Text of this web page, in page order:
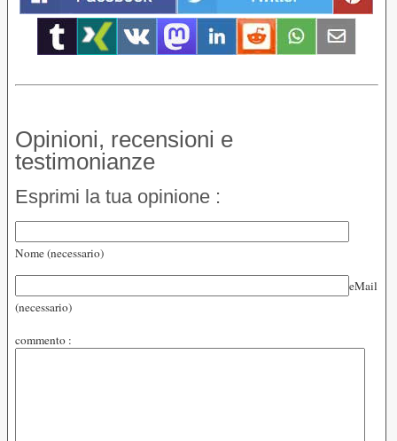
Opinioni, recensioni e
testimonianze
Esprimi la tua opinione :
Nome (necessario)
eMail
(necessario)
commento :